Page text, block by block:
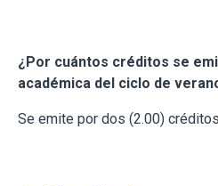
¿Por cuántos créditos se
académica del ciclo de
Se emite por dos (2.00)